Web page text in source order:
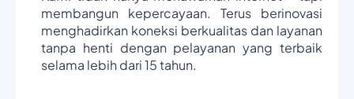
membangun kepercayaan. Terus berinovasi
menghadirkan koneksi berkualitas dan layanan
tanpa henti dengan pelayanan yang terbaik
selama lebih dari 15 tahun.